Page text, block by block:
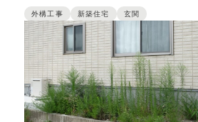
外構工事 新築住宅 玄関